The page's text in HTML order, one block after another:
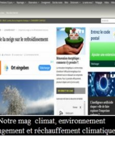
qu’il ne soit